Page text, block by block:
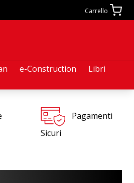
e-Construction
Libri
Carrello
Pagamenti
Sicuri